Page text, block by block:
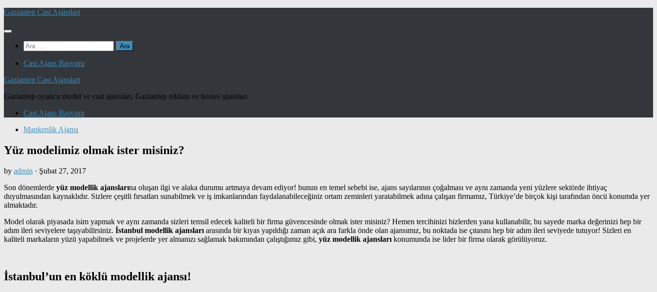
Skip
content
Gaziantep Cast Ajansları
Arama:
Cast Ajans Başvuru
Gaziantep Cast Ajansları
Gaziantep oyuncu model ve cast ajansları, Gaziantep reklam ve hostes ajansları
Cast Ajans Başvuru
Mankenlik Ajansı
Yüz modelimiz olmak ister misiniz?
by admin · Şubat 27, 2017
Son dönemlerde yüz modellik ajanslarına oluşan ilgi ve alaka durumu artmaya devam ediyor! bunun en temel sebebi ise, ajans sayılarının çoğalması ve aynı zamanda yeni yüzlere sektörde ihtiyaç
duyulmasından kaynaklıdır. Sizlere çeşitli fırsatları sunabilmek ve iş imkanlarından faydalanabileceğiniz ortam zeminleri yaratabilmek adına çalışan firmamız, Türkiye’de birçok kişi tarafından öncü konumda yer
almaktadır.
Model olarak piyasada isim yapmak ve aynı zamanda sizleri temsil edecek kaliteli bir firma güvencesinde olmak ister misiniz? Hemen tercihinizi bizlerden yana kullanabilir, bu sayede marka değerinizi hep bir
adım ileri seviyelere taşıyabilirsiniz. İstanbul modellik ajansları arasında bir kıyas yapıldığı zaman açık ara farkla önde olan ajansımız, bu noktada ise çıtasını hep bir adım ileri seviyede tutuyor! Sizleri en
kaliteli markaların yüzü yapabilmek ve projelerde yer almanızı sağlamak bakımından çalıştığımız gibi, yüz modellik ajansları konumunda ise lider bir firma olarak görülüyoruz.
İstanbul’un en köklü modellik ajansı!